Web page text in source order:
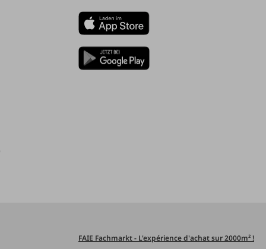
FAIE Fachmarkt - L'expérience d'achat sur 2000m² !